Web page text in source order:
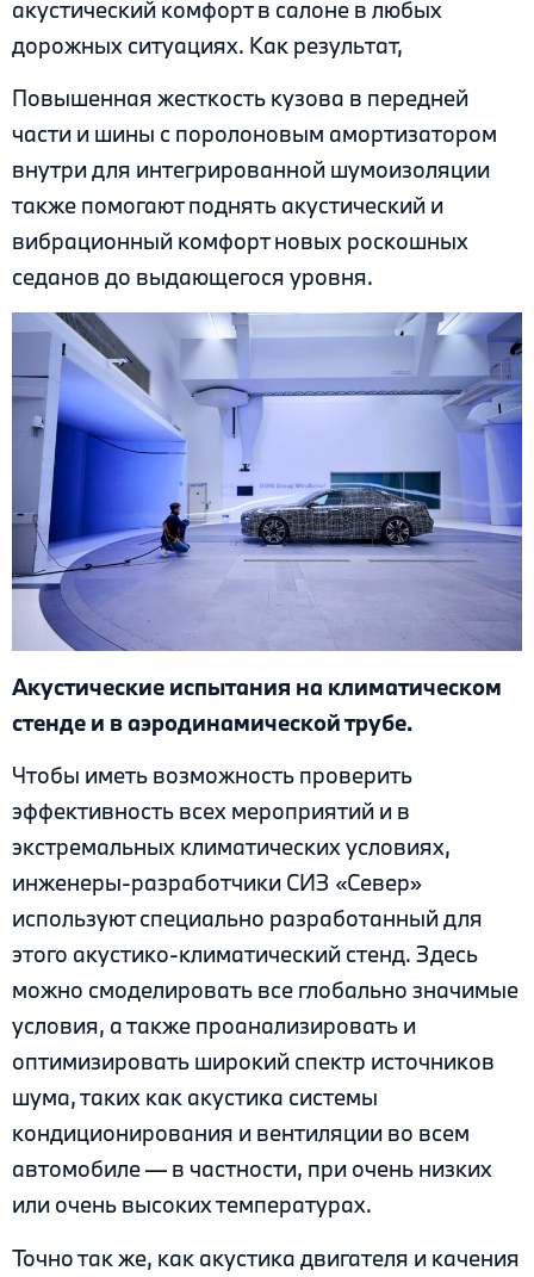
акустический комфорт в салоне в любых
дорожных ситуациях. Как результат,
Повышенная жесткость кузова в передней
части и шины с поролоновым амортизатором
внутри для интегрированной шумоизоляции
также помогают поднять акустический и
вибрационный комфорт новых роскошных
седанов до выдающегося уровня.
Акустические испытания на климатическом
стенде и в аэродинамической трубе.
Чтобы иметь возможность проверить
эффективность всех мероприятий и в
экстремальных климатических условиях,
инженеры-разработчики СИЗ «Север»
используют специально разработанный для
этого акустико-климатический стенд. Здесь
можно смоделировать все глобально значимые
условия, а также проанализировать и
оптимизировать широкий спектр источников
шума, таких как акустика системы
кондиционирования и вентиляции во всем
автомобиле — в частности, при очень низких
или очень высоких температурах.
Точно так же, как акустика двигателя и качения